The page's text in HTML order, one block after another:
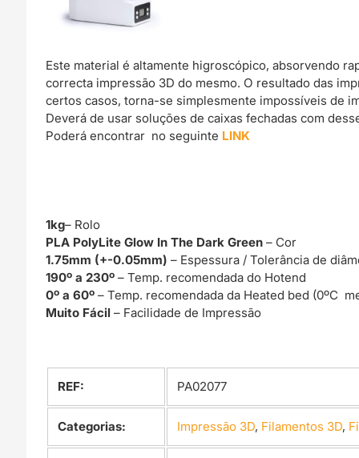
Este material é altamente higroscópico, absorvendo
correcta impressão 3D do mesmo. O resultado das
certos casos, torna-se simplesmente impossíveis de
Deverá de usar soluções de caixas fechadas com
Poderá encontrar no seguinte LINK
1kg– Rolo
PLA PolyLite Glow In The Dark Green– Cor
1.75mm (+-0.05mm) – Espessura / Tolerância de
190º a 230º – Temp. recomendada do Hotend
0º a 60º – Temp. recomendada da Heated bed (0ºC
Muito Fácil– Facilidade de Impressão
REF: PA02077
Categorias: Impressão 3D, Filamentos 3D,